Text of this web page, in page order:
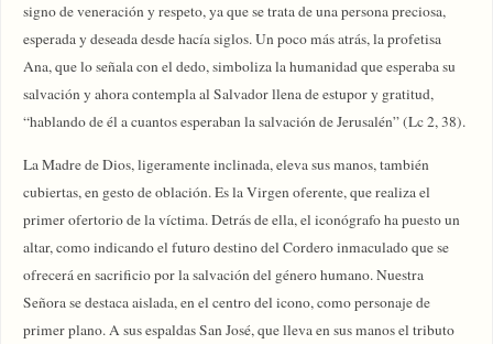
signo de veneración y respeto, ya que se trata de una persona preciosa,
esperada y deseada desde hacía siglos. Un poco más atrás, la profetisa
Ana, que lo señala con el dedo, simboliza la humanidad que esperaba su
salvación y ahora contempla al Salvador llena de estupor y gratitud,
“hablando de él a cuantos esperaban la salvación de Jerusalén” (Lc 2, 38).
La Madre de Dios, ligeramente inclinada, eleva sus manos, también
cubiertas, en gesto de oblación. Es la Virgen oferente, que realiza el
primer ofertorio de la víctima. Detrás de ella, el iconógrafo ha puesto un
altar, como indicando el futuro destino del Cordero inmaculado que se
ofrecerá en sacrificio por la salvación del género humano. Nuestra
Señora se destaca aislada, en el centro del icono, como personaje de
primer plano. A sus espaldas San José, que lleva en sus manos el tributo